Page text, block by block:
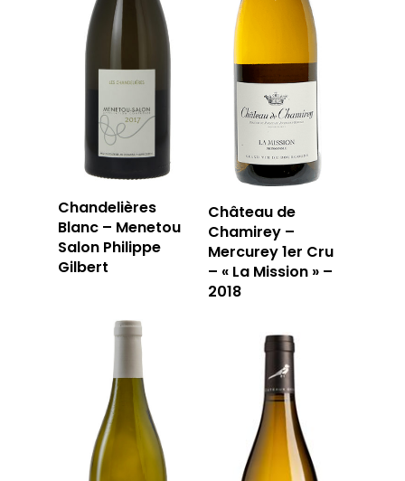
Chandelières
Blanc – Menetou
Salon Philippe
Gilbert
Château de
Chamirey –
Mercurey 1er Cru
– « La Mission » –
2018